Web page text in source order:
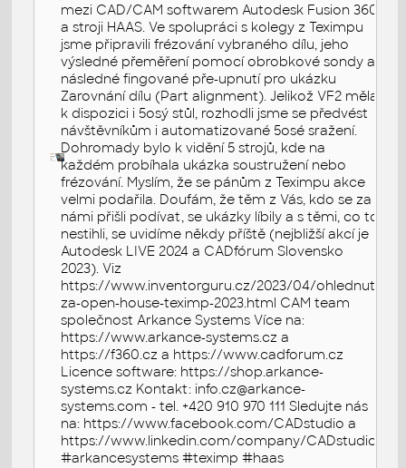
mezi CAD/CAM softwarem Autodesk Fusion 360
a stroji HAAS. Ve spolupráci s kolegy z Teximpu
jsme připravili frézování vybraného dílu, jeho
výsledné přeměření pomocí obrobkové sondy a
následné fingované pře-upnutí pro ukázku
Zarovnání dílu (Part alignment). Jelikož VF2 měla
k dispozici i 5osý stůl, rozhodli jsme se předvést
návštěvníkům i automatizované 5osé sražení.
Dohromady bylo k vidění 5 strojů, kde na
každém probíhala ukázka soustružení nebo
frézování. Myslím, že se pánům z Teximpu akce
velmi podařila. Doufám, že těm z Vás, kdo se za
námi přišli podívat, se ukázky líbily a s těmi, co to
nestihli, se uvidíme někdy příště (nejbližší akcí je
Autodesk LIVE 2024 a CADfórum Slovensko
2023). Viz
https://www.inventorguru.cz/2023/04/ohlednuti-
za-open-house-teximp-2023.html CAM team
společnost Arkance Systems Více na:
https://www.arkance-systems.cz a
https://f360.cz a https://www.cadforum.cz
Licence software: https://shop.arkance-
systems.cz Kontakt: info.cz@arkance-
systems.com - tel. +420 910 970 111 Sledujte nás
na: https://www.facebook.com/CADstudio a
https://www.linkedin.com/company/CADstudio
#arkancesystems #teximp #haas